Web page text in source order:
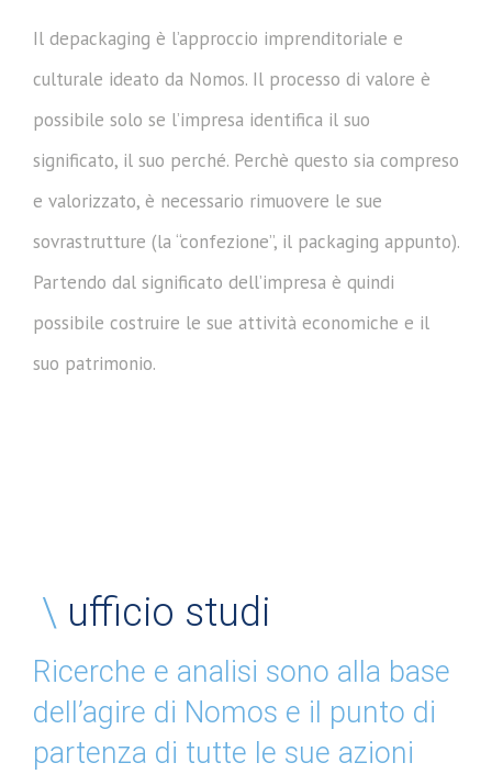
Il depackaging è l’approccio imprenditoriale e
culturale ideato da Nomos. Il processo di valore è
possibile solo se l’impresa identifica il suo
significato, il suo perché. Perchè questo sia compreso
e valorizzato, è necessario rimuovere le sue
sovrastrutture (la “confezione”, il packaging appunto).
Partendo dal significato dell’impresa è quindi
possibile costruire le sue attività economiche e il
suo patrimonio.
\ ufficio studi
Ricerche e analisi sono alla base
dell’agire di Nomos e il punto di
partenza di tutte le sue azioni